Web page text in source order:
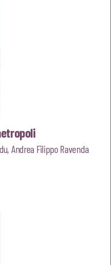
, Andrea Filippo Ravenda